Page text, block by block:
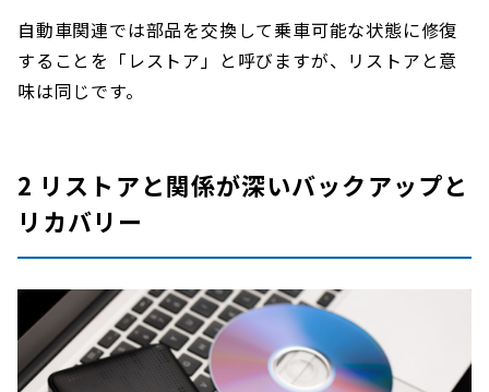
自動車関連では部品を交換して乗車可能な状態に修復
することを「レストア」と呼びますが、リストアと意
味は同じです。
2 リストアと関係が深いバックアップと
リカバリー